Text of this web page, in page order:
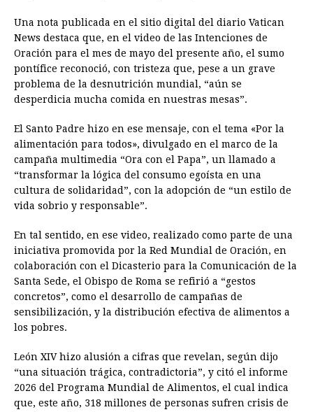
Una nota publicada en el sitio digital del diario Vatican
News destaca que, en el video de las Intenciones de
Oración para el mes de mayo del presente año, el sumo
pontífice reconoció, con tristeza que, pese a un grave
problema de la desnutrición mundial, “aún se
desperdicia mucha comida en nuestras mesas”.
El Santo Padre hizo en ese mensaje, con el tema «Por la
alimentación para todos», divulgado en el marco de la
campaña multimedia “Ora con el Papa”, un llamado a
“transformar la lógica del consumo egoísta en una
cultura de solidaridad”, con la adopción de “un estilo de
vida sobrio y responsable”.
En tal sentido, en ese video, realizado como parte de una
iniciativa promovida por la Red Mundial de Oración, en
colaboración con el Dicasterio para la Comunicación de la
Santa Sede, el Obispo de Roma se refirió a “gestos
concretos”, como el desarrollo de campañas de
sensibilización, y la distribución efectiva de alimentos a
los pobres.
León XIV hizo alusión a cifras que revelan, según dijo
“una situación trágica, contradictoria”, y citó el informe
2026 del Programa Mundial de Alimentos, el cual indica
que, este año, 318 millones de personas sufren crisis de